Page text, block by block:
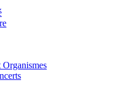
Organismes